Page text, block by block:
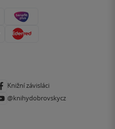
Knižní závisláci
@knihydobrovskycz